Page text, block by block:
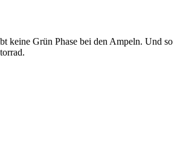
keine Grün Phase bei den Ampeln. Und so